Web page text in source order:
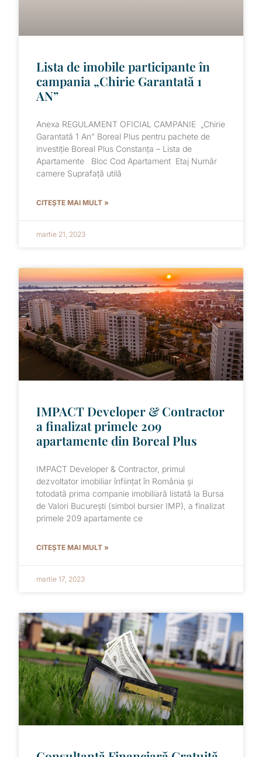
Lista de imobile participante în
campania „Chirie Garantată 1
AN”
Anexa REGULAMENT OFICIAL CAMPANIE „Chirie
Garantată 1 An” Boreal Plus pentru pachete de
investiție Boreal Plus Constanța – Lista de
Apartamente Bloc Cod Apartament Etaj Număr
camere Suprafață utilă
CITEȘTE MAI MULT »
martie 21, 2023
IMPACT Developer & Contractor
a finalizat primele 209
apartamente din Boreal Plus
IMPACT Developer & Contractor, primul
dezvoltator imobiliar înființat în România și
totodată prima companie imobiliară listată la Bursa
de Valori București (simbol bursier IMP), a finalizat
primele 209 apartamente ce
CITEȘTE MAI MULT »
martie 17, 2023